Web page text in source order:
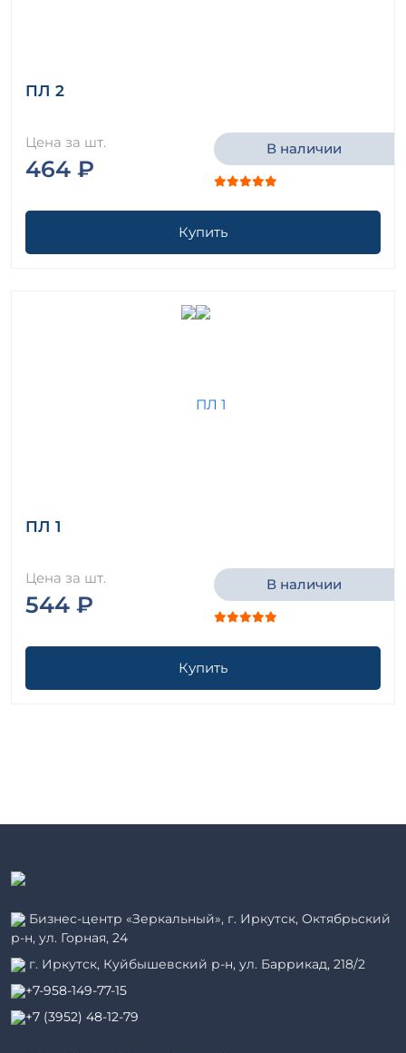
ПЛ 2
Цена за шт.
464 ₽
В наличии
Купить
ПЛ 1
Цена за шт.
544 ₽
В наличии
Купить
Бизнес-центр «Зеркальный», г. Иркутск, Октябрьский
р-н, ул. Горная, 24
г. Иркутск, Куйбышевский р-н, ул. Баррикад, 218/2
+7-958-149-77-15
+7 (3952) 48-12-79